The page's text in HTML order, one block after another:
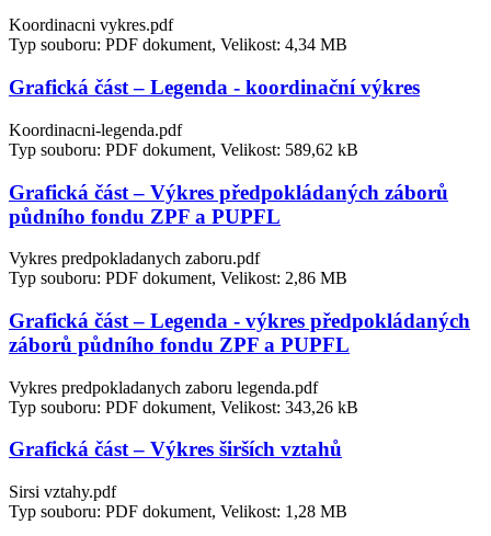
Koordinacni vykres.pdf
Typ souboru: PDF dokument, Velikost: 4,34 MB
Grafická část – Legenda - koordinační výkres
Koordinacni-legenda.pdf
Typ souboru: PDF dokument, Velikost: 589,62 kB
Grafická část – Výkres předpokládaných záborů
půdního fondu ZPF a PUPFL
Vykres predpokladanych zaboru.pdf
Typ souboru: PDF dokument, Velikost: 2,86 MB
Grafická část – Legenda - výkres předpokládaných
záborů půdního fondu ZPF a PUPFL
Vykres predpokladanych zaboru legenda.pdf
Typ souboru: PDF dokument, Velikost: 343,26 kB
Grafická část – Výkres širších vztahů
Sirsi vztahy.pdf
Typ souboru: PDF dokument, Velikost: 1,28 MB